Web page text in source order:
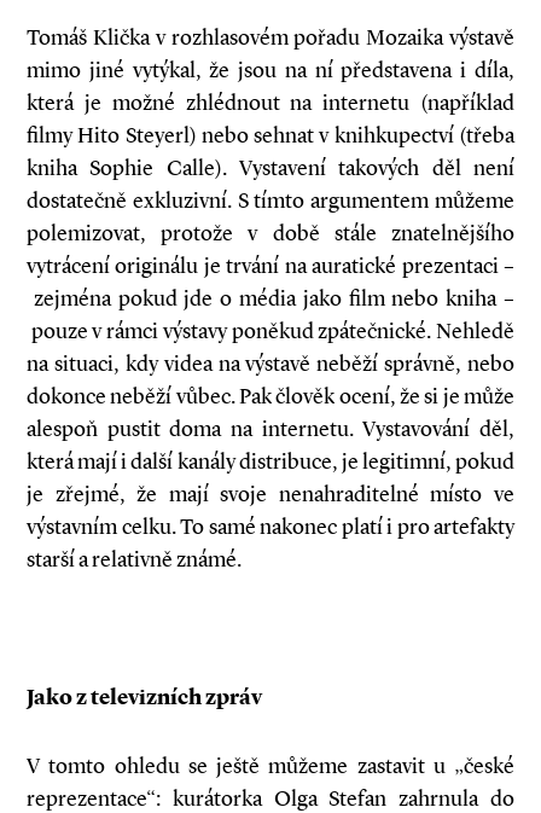
Tomáš Klička v rozhlasovém pořadu Mozaika výstavě
mimo jiné vytýkal, že jsou na ní představena i díla,
která je možné zhlédnout na internetu (například
filmy Hito Steyerl) nebo sehnat v knihkupectví (třeba
kniha Sophie Calle). Vystavení takových děl není
dostatečně exkluzivní. S tímto argumentem můžeme
polemizovat, protože v době stále znatelnějšího
vytrácení originálu je trvání na auratické prezentaci –
zejména pokud jde o média jako film nebo kniha –
pouze v rámci výstavy poněkud zpátečnické. Nehledě
na situaci, kdy videa na výstavě neběží správně, nebo
dokonce neběží vůbec. Pak člověk ocení, že si je může
alespoň pustit doma na internetu. Vystavování děl,
která mají i další kanály distribuce, je legitimní, pokud
je zřejmé, že mají svoje nenahraditelné místo ve
výstavním celku. To samé nakonec platí i pro artefakty
starší a relativně známé.
Jako z televizních zpráv
V tomto ohledu se ještě můžeme zastavit u „české
reprezentace“: kurátorka Olga Stefan zahrnula do